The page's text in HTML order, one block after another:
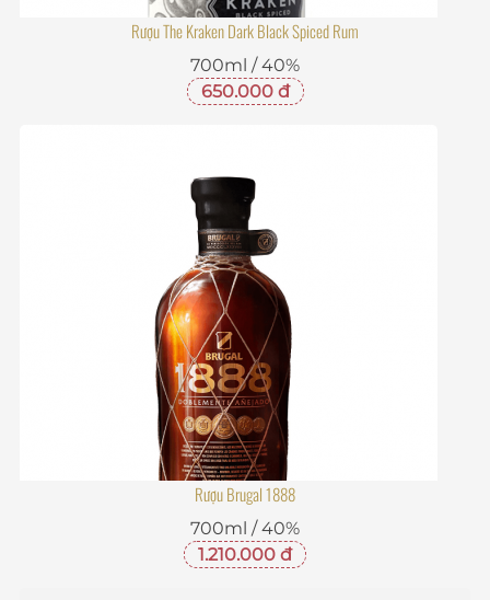
Rượu The Kraken Dark Black Spiced Rum
700ml / 40%
650.000 đ
Rượu Brugal 1888
700ml / 40%
1.210.000 đ